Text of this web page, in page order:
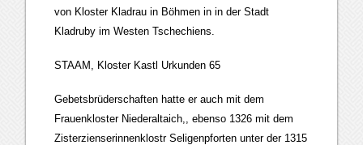
von Kloster Kladrau in Böhmen in in der Stadt
Kladruby im Westen Tschechiens.
STAAM, Kloster Kastl Urkunden 65
Gebetsbrüderschaften hatte er auch mit dem
Frauenkloster Niederaltaich,, ebenso 1326 mit dem
Zisterzienserinnenklostr Seligenpforten unter der 1315